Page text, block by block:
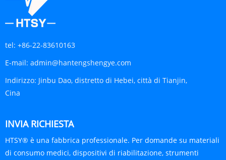
tel: +86-22-83610163
E-mail: admin@hantengshengye.com
Indirizzo: Jinbu Dao, distretto di Hebei, città di Tianjin,
Cina
INVIA RICHIESTA
HTSY® è una fabbrica professionale. Per domande su materiali
di consumo medici, dispositivi di riabilitazione, strumenti